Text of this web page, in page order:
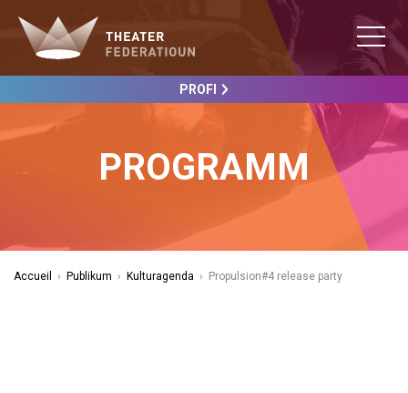
PROFI
PROGRAMM
Accueil › Publikum › Kulturagenda › Propulsion#4 release party